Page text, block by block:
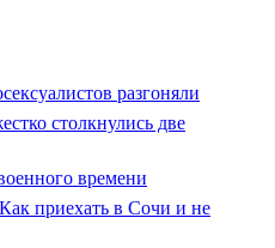
разгоняли
столкнулись две
времени
приехать в Сочи и не